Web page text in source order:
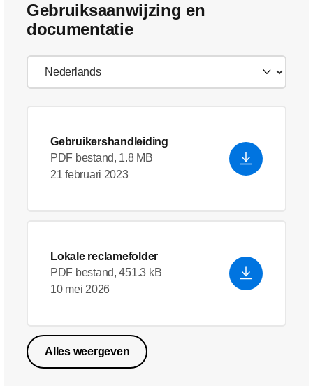
Gebruiksaanwijzing en
documentatie
Gebruikershandleiding
PDF bestand, 1.8 MB
21 februari 2023
Lokale reclamefolder
PDF bestand, 451.3 kB
10 mei 2026
Alles weergeven